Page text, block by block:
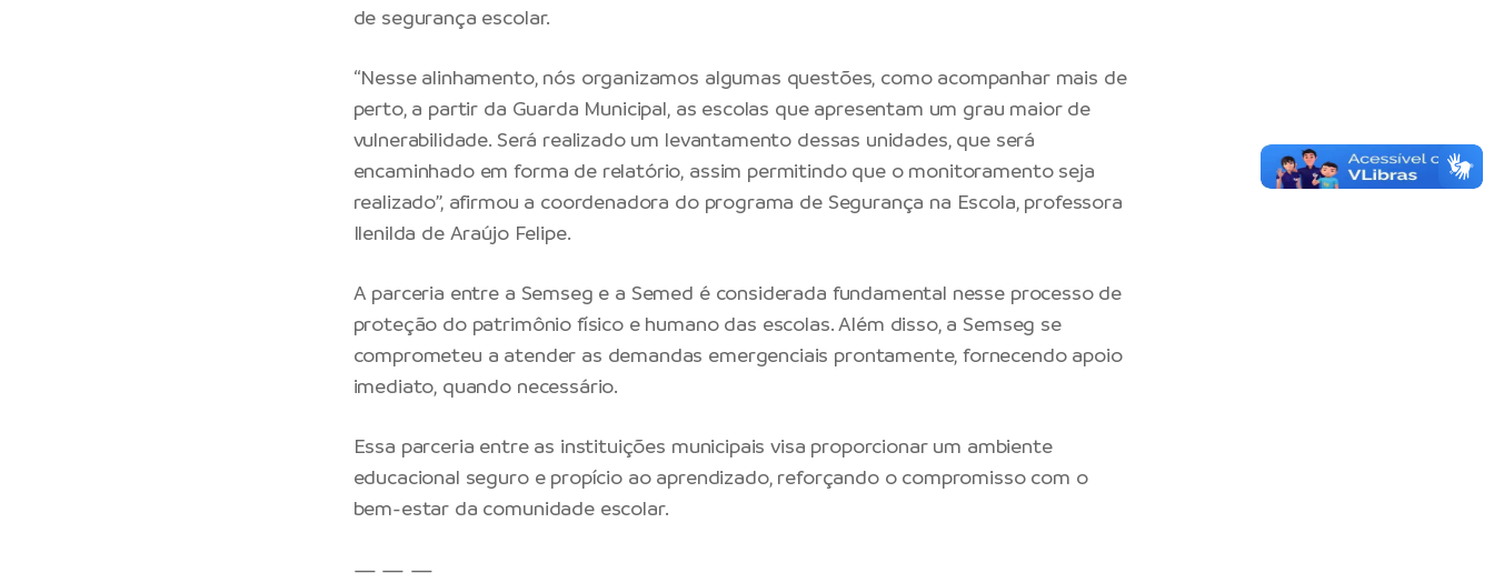
de segurança escolar.
“Nesse alinhamento, nós organizamos algumas questões, como acompanhar mais de
perto, a partir da Guarda Municipal, as escolas que apresentam um grau maior de
vulnerabilidade. Será realizado um levantamento dessas unidades, que será
encaminhado em forma de relatório, assim permitindo que o monitoramento seja
realizado”, afirmou a coordenadora do programa de Segurança na Escola, professora
Ilenilda de Araújo Felipe.
A parceria entre a Semseg e a Semed é considerada fundamental nesse processo de
proteção do patrimônio físico e humano das escolas. Além disso, a Semseg se
comprometeu a atender as demandas emergenciais prontamente, fornecendo apoio
imediato, quando necessário.
Essa parceria entre as instituições municipais visa proporcionar um ambiente
educacional seguro e propício ao aprendizado, reforçando o compromisso com o
bem-estar da comunidade escolar.
— — —